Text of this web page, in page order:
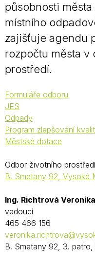
působnosti
místního
zajišťuje agendu
rozpočtu města v
prostředí.
Formuláře odboru
JES
Odpady
Program zlepšování
Městské dotace
Odbor životního
B. Smetany 92, Vysoké
Ing. Richtrová Veronika
vedoucí
465 466 156
B. Smetany 92, 3. patro,